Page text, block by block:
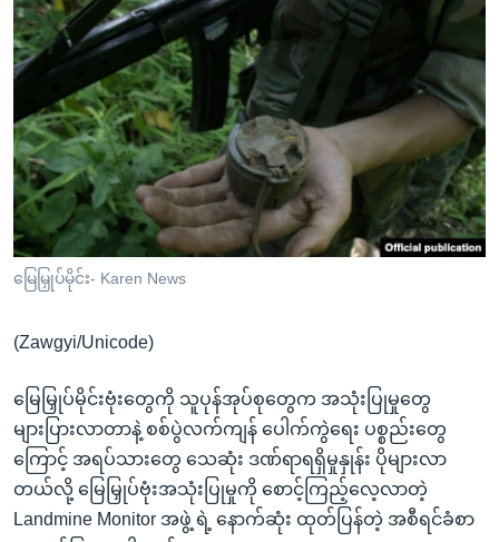
ရန်
ပင်မ
အ
ညွန်း
စာမျက်နှာ
သို့
ကျော်
ကြည့်
ရန်
ရှာဖွေ
နေရာ
ကျော်
ရန်
မကြေးမုံရဲ့ အင်္ဂလိပ်စာ
ရုပ်ရှင်ထဲက အင်္ဂလိပ်စာ
သုတပဒေသာ အင်္ဂလိပ်စာ
ရေဒီယို
တီဗွီ
ရေဒီယိုနှင့်ရုပ်သံ အချက်အလက်များ
ရေဒီယို/တီဗွီအစီအစဉ်
Learning English
ဗွီအိုအေ လူမှုကွန်ယက်များ
ဘာသာစကားများ
မြေမြှုပ်မိုင်း- Karen News
(Zawgyi/Unicode)
မြေမြှုပ်မိုင်းဗုံးတွေကို သူပုန်အုပ်စုတွေက အသုံးပြုမှုတွေ
များပြားလာတာနဲ့ စစ်ပွဲလက်ကျန် ပေါက်ကွဲရေး ပစ္စည်းတွေ
ကြောင့် အရပ်သားတွေ သေဆုံး ဒဏ်ရာရရှိမှုနှုန်း ပိုများလာ
တယ်လို့ မြေမြှုပ်ဗုံးအသုံးပြုမှုကို စောင့်ကြည့်လေ့လာတဲ့
Landmine Monitor အဖွဲ့ ရဲ့ နောက်ဆုံး ထုတ်ပြန်တဲ့ အစီရင်ခံစာ